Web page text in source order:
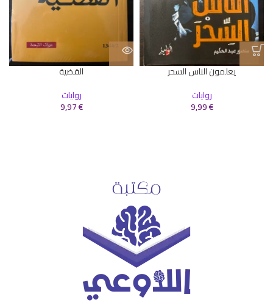
يعلمون الناس السحر
روايات
9,99€
القضية
روايات
9,97€